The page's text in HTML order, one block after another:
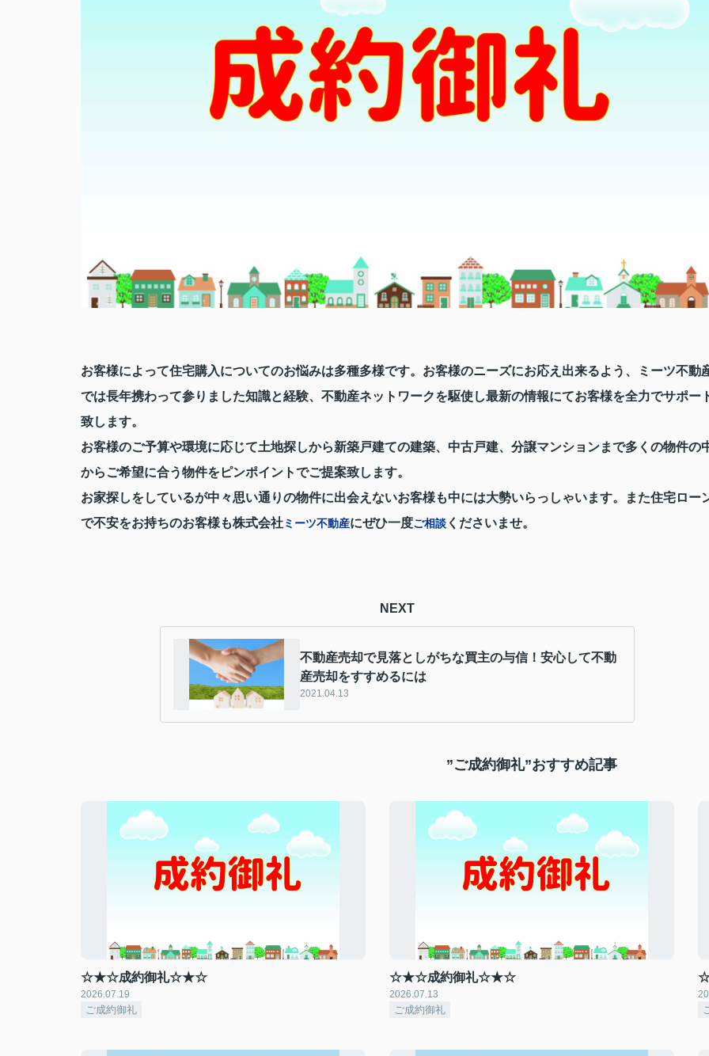
お客様によって住宅購入についてのお悩みは多種多様です。お客様のニーズにお応え出来るよう、ミーツ不動
では長年携わって参りました知識と経験、不動産ネットワークを駆使し最新の情報にてお客様を全力でサポー
致します。
お客様のご予算や環境に応じて土地探しから新築戸建ての建築、中古戸建、分譲マンションまで多くの物件の
からご希望に合う物件をピンポイントでご提案致します。
お家探しをしているが中々思い通りの物件に出会えないお客様も中には大勢いらっしゃいます。また住宅ロー
で不安をお持ちのお客様も株式会社ミーツ不動産にぜひ一度ご相談 くださいませ。
NEXT
不動産売却で見落としがちな買主の与信！安心して不動
産売却をすすめるには
2021.04.13
”ご成約御礼”おすすめ記事
☆★☆成約御礼☆★☆
2026.07.19
ご成約御礼
☆★☆成約御礼☆★☆
2026.07.13
ご成約御礼